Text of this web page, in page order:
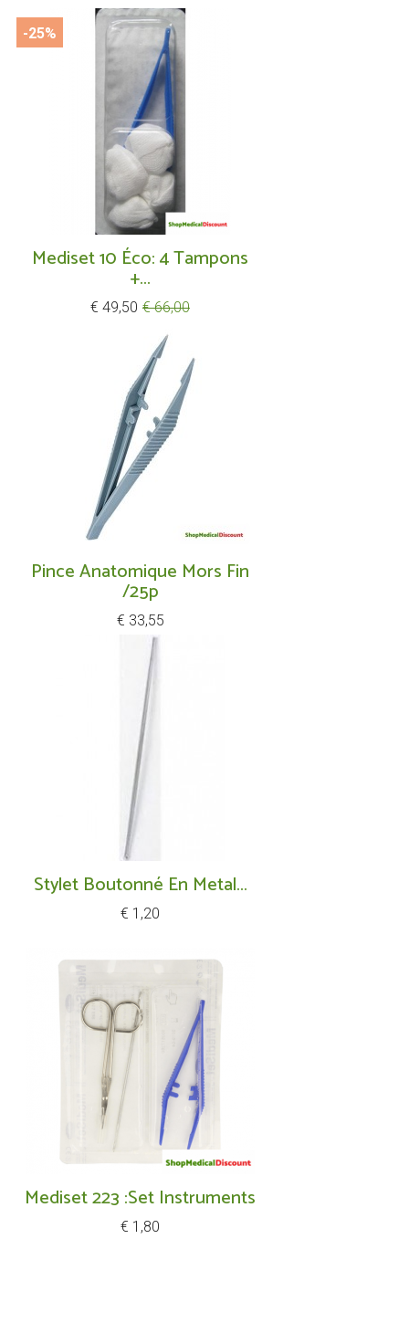
Mediset 10 Éco: 4 Tampons
+...
Prijs
€ 49,50 Normale
€ 66,00
-25%
Pince Anatomique Mors Fin
/25p
Prijs
€ 33,55
Stylet Boutonné En Metal...
Prijs
€ 1,20
Mediset 223 :set Instruments
Prijs
€ 1,80